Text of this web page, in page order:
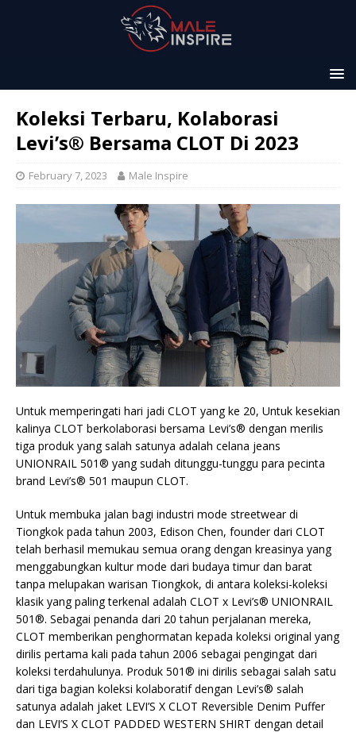
Koleksi Terbaru, Kolaborasi
Levi’s® Bersama CLOT Di 2023
February 7, 2023 Male Inspire
Untuk memperingati hari jadi CLOT yang ke 20, Untuk kesekian
kalinya CLOT berkolaborasi bersama Levi’s® dengan merilis
tiga produk yang salah satunya adalah celana jeans
UNIONRAIL 501® yang sudah ditunggu-tunggu para pecinta
brand Levi’s® 501 maupun CLOT.
Untuk membuka jalan bagi industri mode streetwear di
Tiongkok pada tahun 2003, Edison Chen, founder dari CLOT
telah berhasil memukau semua orang dengan kreasinya yang
menggabungkan kultur mode dari budaya timur dan barat
tanpa melupakan warisan Tiongkok, di antara koleksi-koleksi
klasik yang paling terkenal adalah CLOT x Levi’s® UNIONRAIL
501®. Sebagai penanda dari 20 tahun perjalanan mereka,
CLOT memberikan penghormatan kepada koleksi original yang
dirilis pertama kali pada tahun 2006 sebagai pengingat dari
koleksi terdahulunya. Produk 501® ini dirilis sebagai salah satu
dari tiga bagian koleksi kolaboratif dengan Levi’s® salah
satunya adalah jaket LEVI’S X CLOT Reversible Denim Puffer
dan LEVI’S X CLOT PADDED WESTERN SHIRT dengan detail